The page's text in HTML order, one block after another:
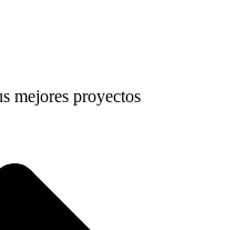
mejores proyectos